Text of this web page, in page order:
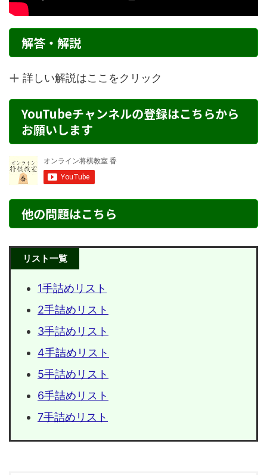
解答・解説
詳しい解説はここをクリック
YouTubeチャンネルの登録はこちらから
お願いします
他の問題はこちら
リスト一覧
1手詰めリスト
2手詰めリスト
3手詰めリスト
4手詰めリスト
5手詰めリスト
6手詰めリスト
7手詰めリスト